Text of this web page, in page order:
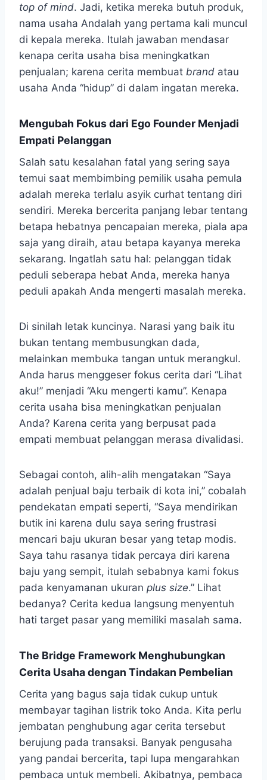
top of mind. Jadi, ketika mereka butuh produk,
nama usaha Andalah yang pertama kali muncul
di kepala mereka. Itulah jawaban mendasar
kenapa cerita usaha bisa meningkatkan
penjualan; karena cerita membuat brand atau
usaha Anda “hidup” di dalam ingatan mereka.
Mengubah Fokus dari Ego Founder Menjadi
Empati Pelanggan
Salah satu kesalahan fatal yang sering saya
temui saat membimbing pemilik usaha pemula
adalah mereka terlalu asyik curhat tentang diri
sendiri. Mereka bercerita panjang lebar tentang
betapa hebatnya pencapaian mereka, piala apa
saja yang diraih, atau betapa kayanya mereka
sekarang. Ingatlah satu hal: pelanggan tidak
peduli seberapa hebat Anda, mereka hanya
peduli apakah Anda mengerti masalah mereka.
Di sinilah letak kuncinya. Narasi yang baik itu
bukan tentang membusungkan dada,
melainkan membuka tangan untuk merangkul.
Anda harus menggeser fokus cerita dari “Lihat
aku!” menjadi “Aku mengerti kamu”. Kenapa
cerita usaha bisa meningkatkan penjualan
Anda? Karena cerita yang berpusat pada
empati membuat pelanggan merasa divalidasi.
Sebagai contoh, alih-alih mengatakan “Saya
adalah penjual baju terbaik di kota ini,” cobalah
pendekatan empati seperti, “Saya mendirikan
butik ini karena dulu saya sering frustrasi
mencari baju ukuran besar yang tetap modis.
Saya tahu rasanya tidak percaya diri karena
baju yang sempit, itulah sebabnya kami fokus
pada kenyamanan ukuran plus size.” Lihat
bedanya? Cerita kedua langsung menyentuh
hati target pasar yang memiliki masalah sama.
The Bridge Framework Menghubungkan
Cerita Usaha dengan Tindakan Pembelian
Cerita yang bagus saja tidak cukup untuk
membayar tagihan listrik toko Anda. Kita perlu
jembatan penghubung agar cerita tersebut
berujung pada transaksi. Banyak pengusaha
yang pandai bercerita, tapi lupa mengarahkan
pembaca untuk membeli. Akibatnya, pembaca